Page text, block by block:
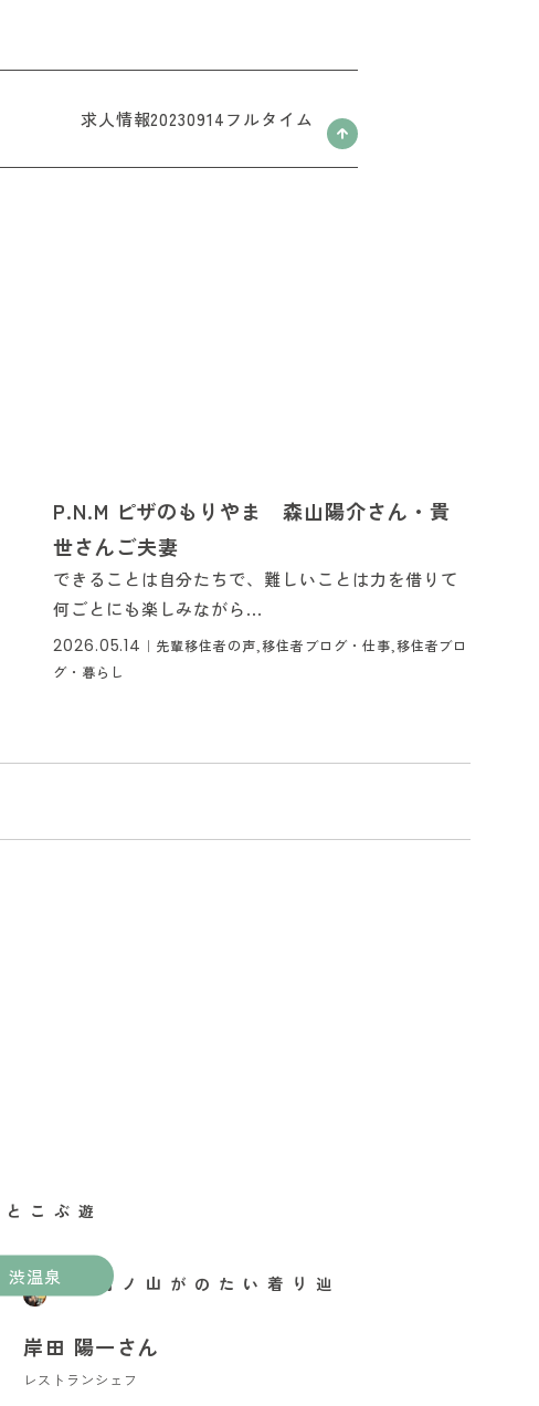
求人情報20230914フルタイム
P.N.M ピザのもりやま 森山陽介さん・貴
世さんご夫妻
できることは自分たちで、難しいことは力を借りて
何ごとにも楽しみながら...
2026.05.14 ｜ 先輩移住者の声,移住者ブログ・仕事,移住者ブロ
グ・暮らし
渋温泉
岸田 陽一さん
レストランシェフ